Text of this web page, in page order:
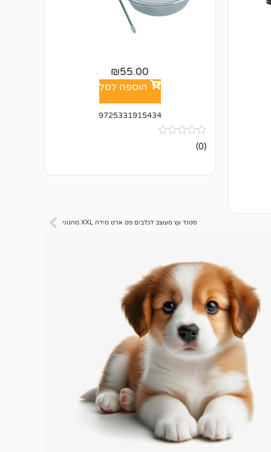
₪55.00
הוספה לסל
9725331915434
אין
ביקורות
(0)
סטנד עץ מעוצב לכלבים פט ארט מידה XXL מהגוני